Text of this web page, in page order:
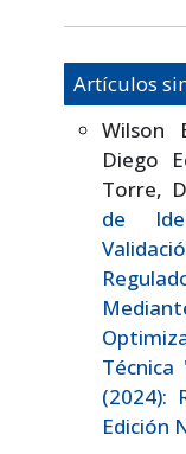
Artículos
Wilson
Diego
Torre,
de
(2024):
Edición